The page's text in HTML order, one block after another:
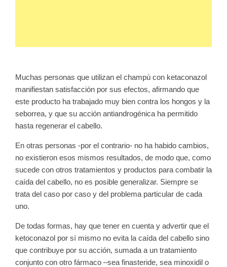
Muchas personas que utilizan el champú con ketaconazol
manifiestan satisfacción por sus efectos, afirmando que
este producto ha trabajado muy bien contra los hongos y la
seborrea, y que su acción antiandrogénica ha permitido
hasta regenerar el cabello.
En otras personas -por el contrario- no ha habido cambios,
no existieron esos mismos resultados, de modo que, como
sucede con otros tratamientos y productos para combatir la
caída del cabello, no es posible generalizar. Siempre se
trata del caso por caso y del problema particular de cada
uno.
De todas formas, hay que tener en cuenta y advertir que el
ketoconazol por sí mismo no evita la caída del cabello sino
que contribuye por su acción, sumada a un tratamiento
conjunto con otro fármaco –sea finasteride, sea minoxidil o